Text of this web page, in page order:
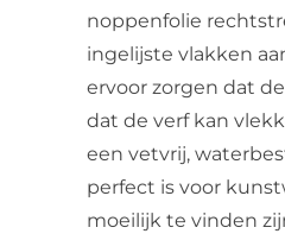
noppenfolie
ingelijste vlakken
ervoor zorgen dat
dat de verf kan
een vetvrij,
perfect is voor
moeilijk te vinden